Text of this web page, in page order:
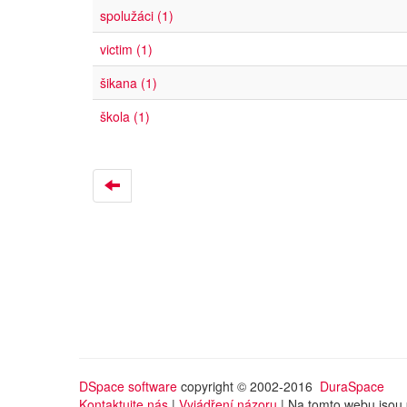
spolužáci (1)
victim (1)
šikana (1)
škola (1)
DSpace software copyright © 2002-2016 DuraSpace